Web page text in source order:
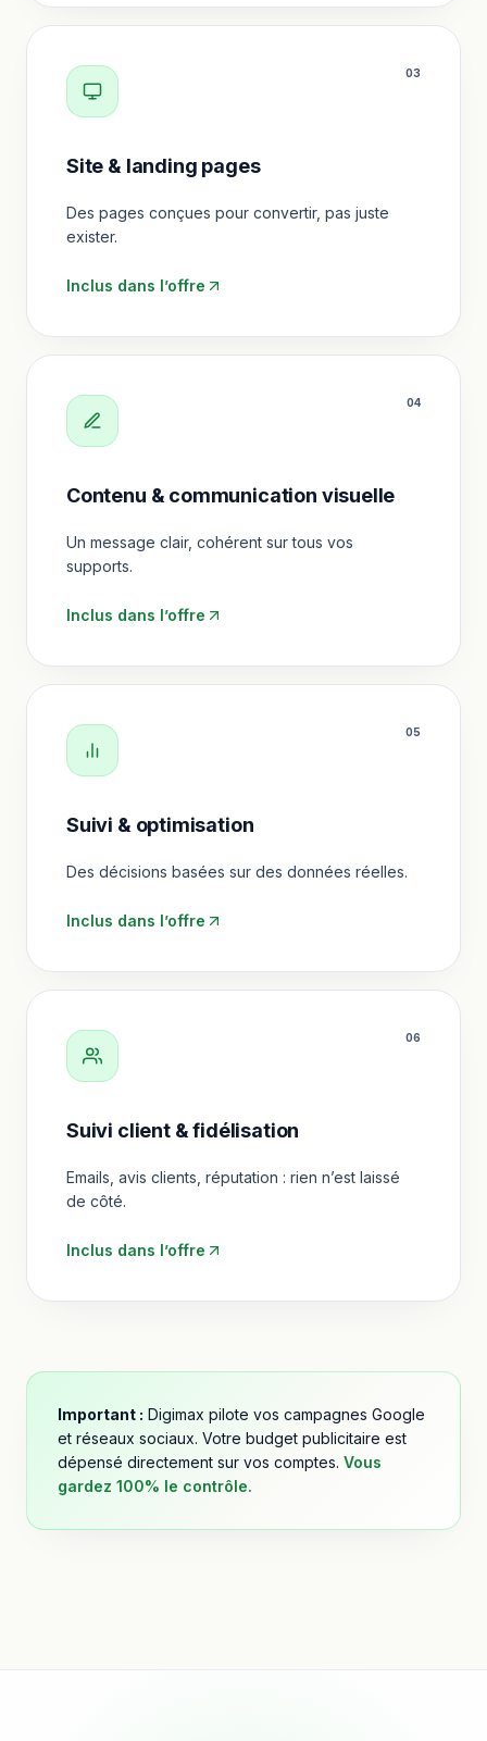
03
Site & landing pages
Des pages conçues pour convertir, pas juste
exister.
Inclus dans l’offre
04
Contenu & communication visuelle
Un message clair, cohérent sur tous vos
supports.
Inclus dans l’offre
05
Suivi & optimisation
Des décisions basées sur des données réelles.
Inclus dans l’offre
06
Suivi client & fidélisation
Emails, avis clients, réputation : rien n’est laissé
de côté.
Inclus dans l’offre
Important : Digimax pilote vos campagnes Google
et réseaux sociaux. Votre budget publicitaire est
dépensé directement sur vos comptes. Vous
gardez 100% le contrôle.